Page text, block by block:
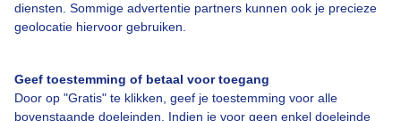
diensten. Sommige advertentie partners kunnen ook je precieze
geolocatie hiervoor gebruiken.
Geef toestemming of betaal voor toegang
Door op "Gratis" te klikken, geef je toestemming voor alle
bovenstaande doeleinden. Indien je voor geen enkel doeleinde
Over Buienradar
Veelgestelde vragen